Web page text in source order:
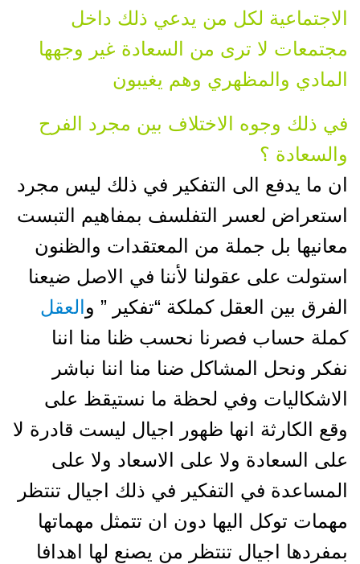
الاجتماعية لكل من يدعي ذلك داخل
مجتمعات لا ترى من السعادة غير وجهها
المادي والمظهري وهم يغيبون
في ذلك وجوه الاختلاف بين مجرد الفرح
والسعادة ؟
ان ما يدفع الى التفكير في ذلك ليس مجرد
استعراض لعسر التفلسف بمفاهيم التبست
معانيها بل جملة من المعتقدات والظنون
استولت على عقولنا لأننا في الاصل ضيعنا
الفرق بين العقل كملكة “تفكير ” و العقل
كملة حساب فصرنا نحسب ظنا منا اننا
نفكر ونحل المشاكل ضنا منا اننا نباشر
الاشكاليات وفي لحظة ما نستيقظ على
وقع الكارثة انها ظهور اجيال ليست قادرة لا
على السعادة ولا على الاسعاد ولا على
المساعدة في التفكير في ذلك اجيال تنتظر
مهمات توكل اليها دون ان تتمثل مهماتها
بمفردها اجيال تنتظر من يصنع لها اهدافا